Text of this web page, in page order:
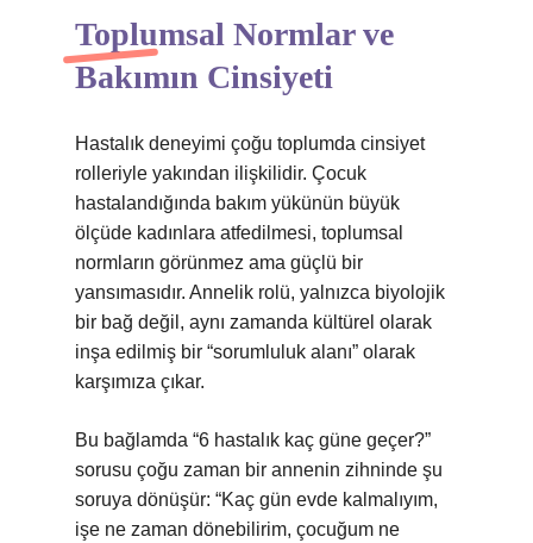
Toplumsal Normlar ve
Bakımın Cinsiyeti
Hastalık deneyimi çoğu toplumda cinsiyet
rolleriyle yakından ilişkilidir. Çocuk
hastalandığında bakım yükünün büyük
ölçüde kadınlara atfedilmesi, toplumsal
normların görünmez ama güçlü bir
yansımasıdır. Annelik rolü, yalnızca biyolojik
bir bağ değil, aynı zamanda kültürel olarak
inşa edilmiş bir “sorumluluk alanı” olarak
karşımıza çıkar.
Bu bağlamda “6 hastalık kaç güne geçer?”
sorusu çoğu zaman bir annenin zihninde şu
soruya dönüşür: “Kaç gün evde kalmalıyım,
işe ne zaman dönebilirim, çocuğum ne